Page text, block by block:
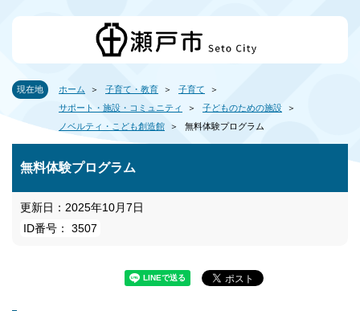
現在地 ホーム 子育て・教育
子育て
サポート・施設・コミュニティ
子どものための施設
ノベルティ・こども創造館
無料体験プログラム
無料体験プログラム
更新日：2025年10月7日
ID番号： 3507